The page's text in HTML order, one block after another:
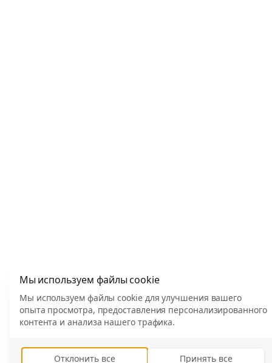
Мы используем файлы cookie
Мы используем файлы cookie для улучшения вашего
опыта просмотра, предоставления персонализированного
контента и анализа нашего трафика.
Отклонить все Принять все